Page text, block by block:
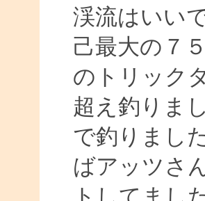
渓流はいい
己最大の７
のトリック
超え釣りま
で釣りまし
ばアッツさ